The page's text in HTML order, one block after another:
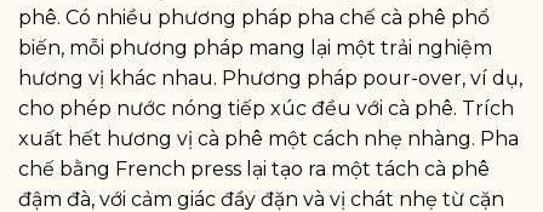
phê. Có nhiều phương pháp pha chế cà phê phổ
biến, mỗi phương pháp mang lại một trải nghiệm
hương vị khác nhau. Phương pháp pour-over, ví dụ,
cho phép nước nóng tiếp xúc đều với cà phê. Trích
xuất hết hương vị cà phê một cách nhẹ nhàng. Pha
chế bằng French press lại tạo ra một tách cà phê
đậm đà, với cảm giác đầy đặn và vị chát nhẹ từ cặn